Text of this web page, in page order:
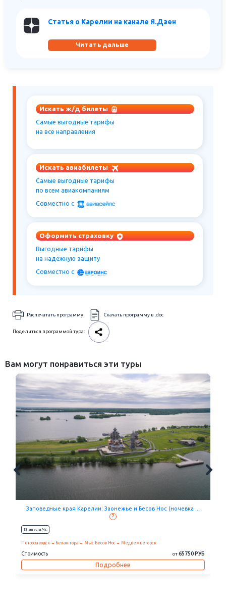
Статья о Карелии на канале Я.Дзен
Читать дальше
Искать ж/д билеты
Самые выгодные тарифы
на все направления
Искать авиабилеты
Самые выгодные тарифы
по всем авиакомпаниям
Совместно c
Оформить страховку
Выгодные тарифы
на надёжную защиту
Совместно c
Распечатать программу Скачать программу в .doc
Поделиться программой тура:
Вам могут понравиться эти туры
Заповедные края Карелии: Заонежье и Бесов Нос (ночевка ...
?
13 августа, Чт.
Петрозаводск Белая гора Мыс Бесов Нос Медвежьегорск
Стоимость от65750 РУБ
Подробнее